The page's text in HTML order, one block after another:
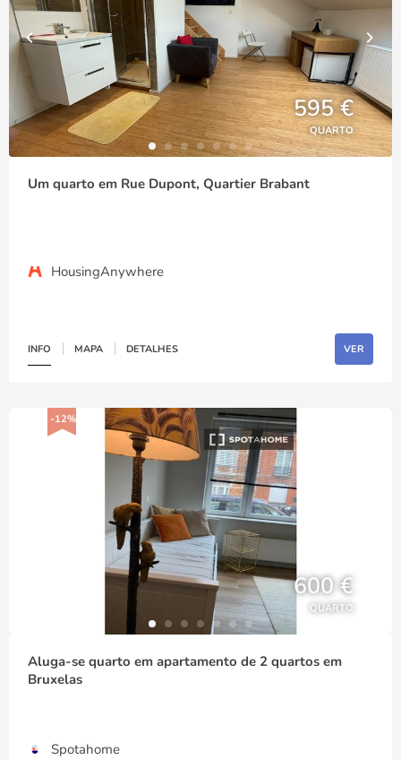
595 €
QUARTO
Um quarto em Rue Dupont, Quartier Brabant
HousingAnywhere
INFO MAPA DETALHES VER
-12%
600 €
QUARTO
Aluga-se quarto em apartamento de 2 quartos em
Bruxelas
Spotahome